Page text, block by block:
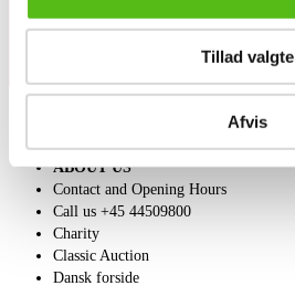
Tillad valgte
Afvis
ABOUT US
Contact and Opening Hours
Call us +45 44509800
Charity
Classic Auction
Dansk forside